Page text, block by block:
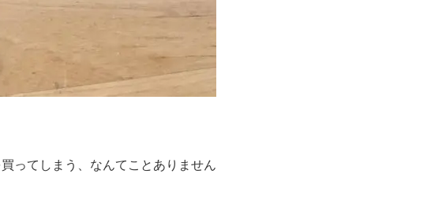
ってしまう、なんてことありません